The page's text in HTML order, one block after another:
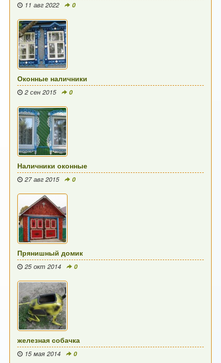
11 авг 2022 0
Оконные наличники
2 сен 2015 0
Наличники оконные
27 авг 2015 0
Прянишный домик
25 окт 2014 0
железная собачка
15 мая 2014 0